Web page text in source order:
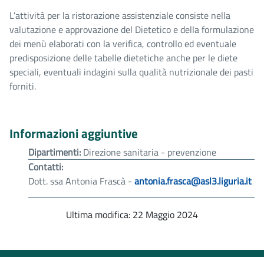
L’attività per la ristorazione assistenziale consiste nella
valutazione e approvazione del Dietetico e della formulazione
dei menù elaborati con la verifica, controllo ed eventuale
predisposizione delle tabelle dietetiche anche per le diete
speciali, eventuali indagini sulla qualità nutrizionale dei pasti
forniti.
Informazioni aggiuntive
Dipartimenti: Direzione sanitaria - prevenzione
Contatti:
Dott. ssa Antonia Frascà - antonia.frasca@asl3.liguria.it
Ultima modifica: 22 Maggio 2024